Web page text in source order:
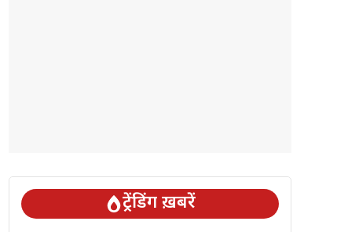
ट्रेंडिंग ख़बरें